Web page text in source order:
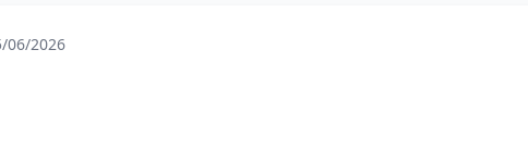
06/2026